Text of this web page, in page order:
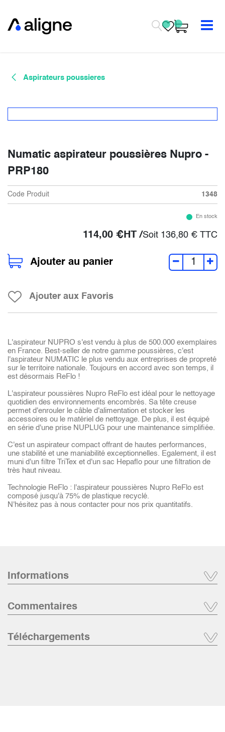
Aspirateurs poussieres
Numatic aspirateur poussières Nupro -
PRP180
Code Produit 1348
En stock
114,00 €HT /Soit 136,80 € TTC
Ajouter au panier
Ajouter aux Favoris
L'aspirateur NUPRO s'est vendu à plus de 500.000 exemplaires
en France. Best-seller de notre gamme poussières, c'est
l'aspirateur NUMATIC le plus vendu aux entreprises de propreté
sur le territoire nationale. Toujours en accord avec son temps, il
est désormais ReFlo !
L'aspirateur poussières Nupro ReFlo est idéal pour le nettoyage
quotidien des environnements encombrés. Sa tête creuse
permet d'enrouler le câble d'alimentation et stocker les
accessoires ou le matériel de nettoyage. De plus, il est équipé
en série d'une prise NUPLUG pour une maintenance simplifiée.
C'est un aspirateur compact offrant de hautes performances,
une stabilité et une maniabilité exceptionnelles. Egalement, il est
muni d'un filtre TriTex et d'un sac Hepaflo pour une filtration de
très haut niveau.
Technologie ReFlo : l'aspirateur poussières Nupro ReFlo est
composé jusqu'à 75% de plastique recyclé.
N'hésitez pas à nous contacter pour nos prix quantitatifs.
Informations
Commentaires
Téléchargements